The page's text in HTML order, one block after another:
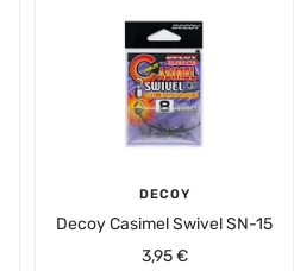
DECOY
Decoy Casimel Swivel SN-15
Angebotspreis
3,95 €